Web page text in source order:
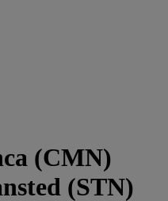
(CMN)
(STN)